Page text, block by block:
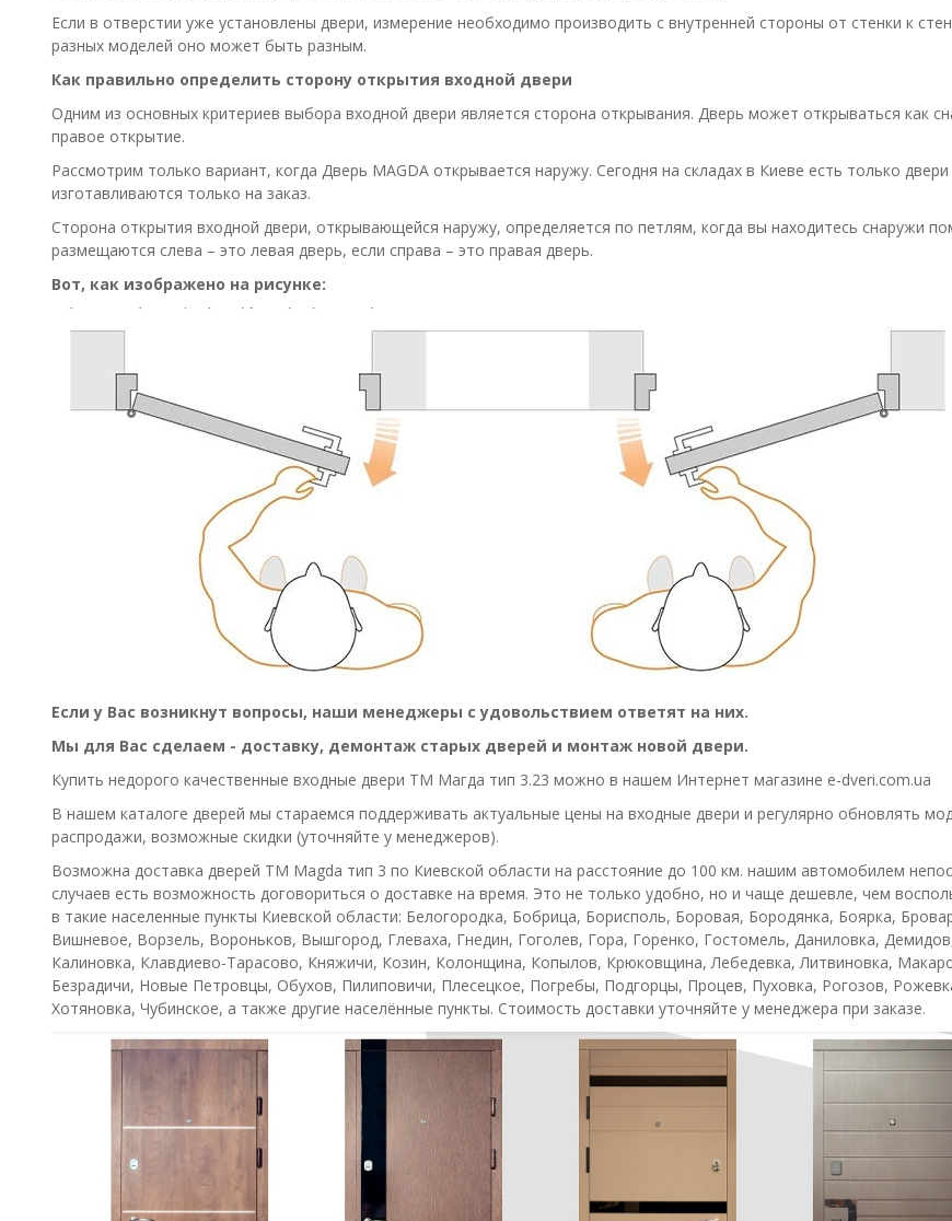
Если в отверстии уже установлены двери, измерение необходимо производить с внутренней стороны от стенки к
разных моделей оно может быть разным.
Как правильно определить сторону открытия входной двери
Одним из основных критериев выбора входной двери является сторона открывания. Дверь может открываться как
правое открытие.
Рассмотрим только вариант, когда Дверь МAGDA открывается наружу. Сегодня на складах в Киеве есть только
изготавливаются только на заказ.
Сторона открытия входной двери, открывающейся наружу, определяется по петлям, когда вы находитесь снаружи
размещаются слева – это левая дверь, если справа – это правая дверь.
Вот, как изображено на рисунке:
Если у Вас возникнут вопросы, наши менеджеры с удовольствием ответят на них.
Мы для Вас сделаем - доставку, демонтаж старых дверей и монтаж новой двери.
Купить недорого качественные входные двери ТМ Магда тип 3.23 можно в нашем Интернет магазине e-dveri.com.ua
В нашем каталоге дверей мы стараемся поддерживать актуальные цены на входные двери и регулярно обновлять
распродажи, возможные скидки (уточняйте у менеджеров).
Возможна доставка дверей ТМ Magda тип 3 по Киевской области на расстояние до 100 км. нашим автомобилем
случаев есть возможность договориться о доставке на время. Это не только удобно, но и чаще дешевле, чем
в такие населенные пункты Киевской области: Белогородка, Бобрица, Борисполь, Боровая, Бородянка, Боярка,
Вишневое, Ворзель, Вороньков, Вышгород, Глеваха, Гнедин, Гоголев, Гора, Горенко, Гостомель, Даниловка,
Калиновка, Клавдиево-Тарасово, Княжичи, Козин, Колонщина, Копылов, Крюковщина, Лебедевка, Литвиновка,
Безрадичи, Новые Петровцы, Обухов, Пилиповичи, Плесецкое, Погребы, Подгорцы, Процев, Пуховка, Рогозов,
Хотяновка, Чубинское, а также другие населённые пункты. Стоимость доставки уточняйте у менеджера при заказе.